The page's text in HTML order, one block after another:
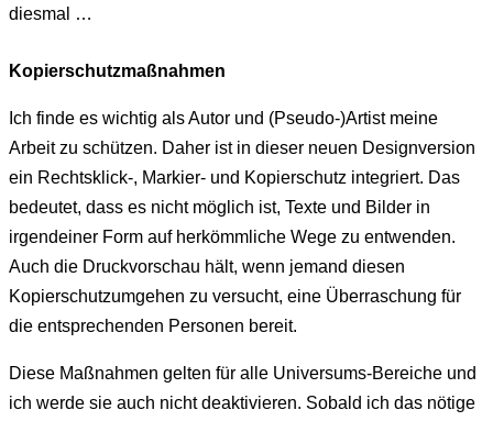
diesmal …
Kopierschutzmaßnahmen
Ich finde es wichtig als Autor und (Pseudo-)Artist meine
Arbeit zu schützen. Daher ist in dieser neuen Designversion
ein Rechtsklick-, Markier- und Kopierschutz integriert. Das
bedeutet, dass es nicht möglich ist, Texte und Bilder in
irgendeiner Form auf herkömmliche Wege zu entwenden.
Auch die Druckvorschau hält, wenn jemand diesen
Kopierschutzumgehen zu versucht, eine Überraschung für
die entsprechenden Personen bereit.
Diese Maßnahmen gelten für alle Universums-Bereiche und
ich werde sie auch nicht deaktivieren. Sobald ich das nötige